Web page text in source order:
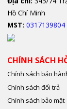
Hồ Chí Minh
MST: 0317139804
CHÍNH SÁCH
Chính sách bảo
Chính sách đổi trả
Chính sách bảo mật